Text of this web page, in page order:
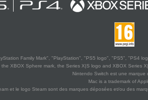
Family Mark", "PlayStation", "PS5 logo", "PS5", "PS4
the XBOX Sphere mark, the Series X|S logo and XBOX Series
Nintendo Switch est une marque
Mac is a trademark of
et le logo Steam sont des marques déposées et/ou des